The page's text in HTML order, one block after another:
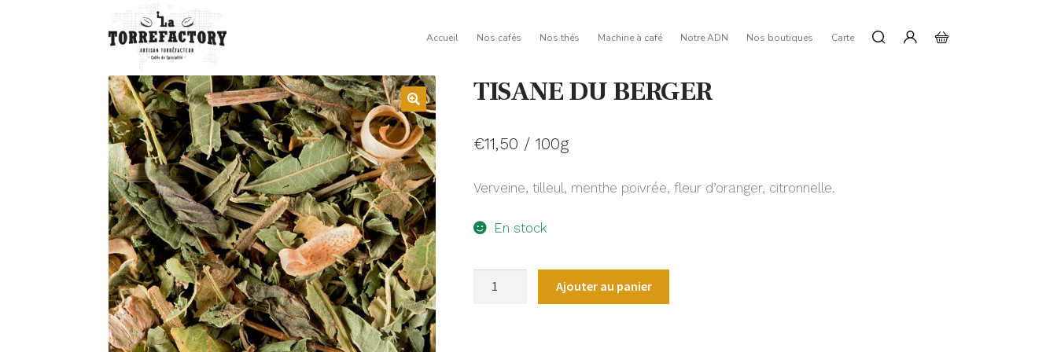
Accueil Nos cafés Nos thés Machine à café Notre ADN Nos boutiques Carte
TISANE DU BERGER
€11,50 / 100g
Verveine, tilleul, menthe poivrée, fleur d’oranger, citronnelle.
En stock
Ajouter au panier